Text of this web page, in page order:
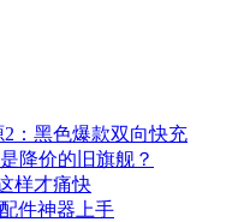
：黑色爆款双向快充
降价的旧旗舰？
样才痛快
件神器上手